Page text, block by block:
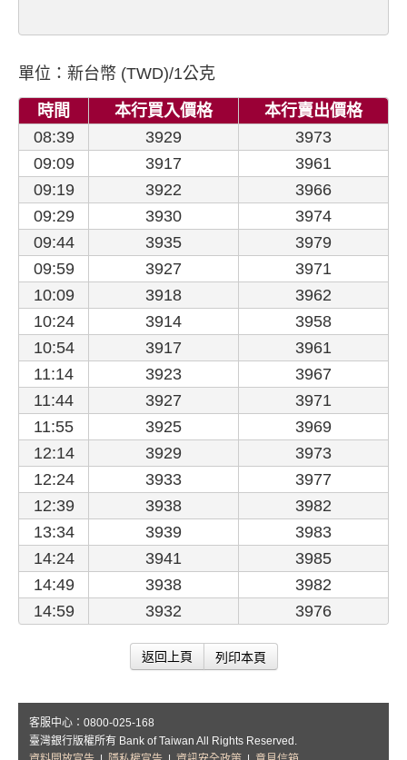
單位：新台幣 (TWD)/1公克
時間 本行買入價格
本行賣出價格
08:39
3929
3973
09:09
3917
3961
09:19
3922
3966
09:29
3930
3974
09:44
3935
3979
09:59
3927
3971
10:09
3918
3962
10:24
3914
3958
10:54
3917
3961
11:14
3923
3967
11:44
3927
3971
11:55
3925
3969
12:14
3929
3973
12:24
3933
3977
12:39
3938
3982
13:34
3939
3983
14:24
3941
3985
14:49
3938
3982
14:59
3932 3976
返回上頁 列印本頁
客服中心：0800-025-168
臺灣銀行版權所有 Bank of Taiwan All Rights Reserved.